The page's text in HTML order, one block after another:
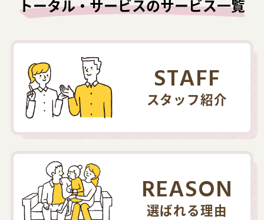
トータル・サービスのサービス一覧
STAFF
スタッフ紹介
REASON
選ばれる理由